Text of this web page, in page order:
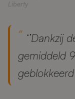
Liberty
‘’Dankzij
gemiddeld